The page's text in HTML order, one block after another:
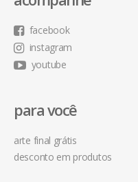
facebook
instagram
youtube
para você
arte final grátis
desconto em produtos